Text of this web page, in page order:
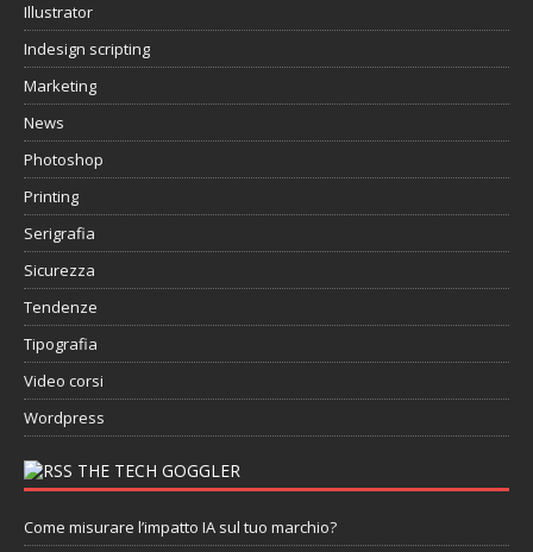
Illustrator
Indesign scripting
Marketing
News
Photoshop
Printing
Serigrafia
Sicurezza
Tendenze
Tipografia
Video corsi
Wordpress
THE TECH GOGGLER
Come misurare l’impatto IA sul tuo marchio?